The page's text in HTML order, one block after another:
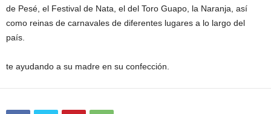
de Pesé, el Festival de Nata, el del Toro Guapo, la Naranja, así
como reinas de carnavales de diferentes lugares a lo largo del
país.
te ayudando a su madre en su confección.